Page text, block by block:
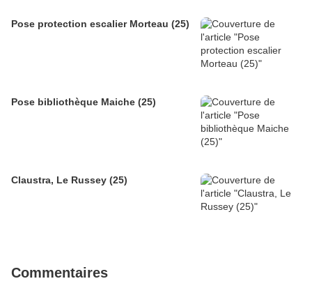
Pose protection escalier Morteau (25)
Pose bibliothèque Maiche (25)
Claustra, Le Russey (25)
Commentaires